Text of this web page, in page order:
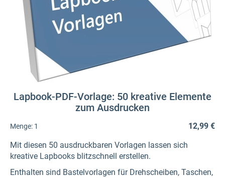
Lapbook-PDF-Vorlage: 50 kreative Elemente
zum Ausdrucken
Menge: 1
12,99 €
Mit diesen 50 ausdruckbaren Vorlagen lassen sich
kreative Lapbooks blitzschnell erstellen.
Enthalten sind Bastelvorlagen für Drehscheiben, Taschen,